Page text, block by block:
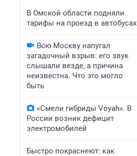
В Омской области подняли
тарифы на проезд в автобусах
Всю Москву напугал
загадочный взрыв: его звук
слышали везде, а причина
неизвестна. Что это могло
быть
«Смели гибриды Voyah». В
России возник дефицит
электромобилей
Быстро покраснеют: как